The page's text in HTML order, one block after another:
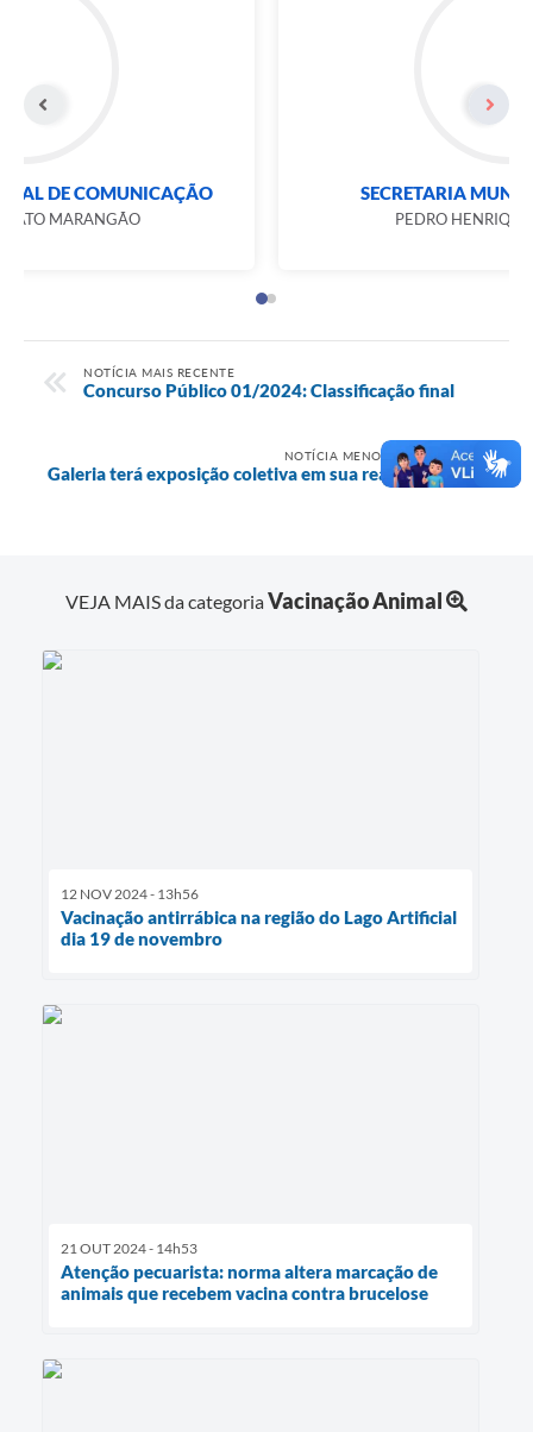
SECRETARIA MUNICIPAL DE COMUNICAÇÃO
NOTÍCIA MAIS RECENTE
Concurso Público 01/2024: Classificação final
NOTÍCIA MENOS RECENTE
Galeria terá exposição coletiva em sua reabertura
VEJA MAIS da categoriaVacinação Animal
12 NOV 2024 - 13h56
Vacinação antirrábica na região do Lago Artificial
dia 19 de novembro
21 OUT 2024 - 14h53
Atenção pecuarista: norma altera marcação de
animais que recebem vacina contra brucelose